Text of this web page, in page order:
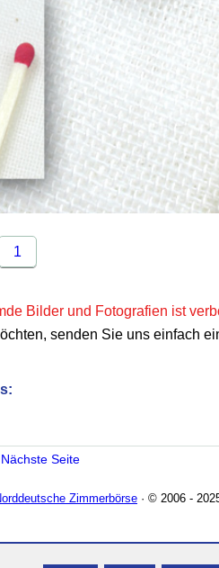
1
Bilder und Fotografien ist
senden Sie uns einfach
Nächste Seite
Zimmerbörse · © 2006 -